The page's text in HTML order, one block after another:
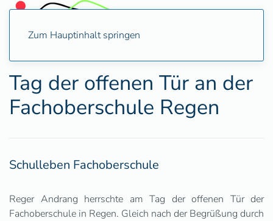
Zum Hauptinhalt springen
Tag der offenen Tür an der
Fachoberschule Regen
Schulleben Fachoberschule
Reger Andrang herrschte am Tag der offenen Tür der
Fachoberschule in Regen. Gleich nach der Begrüßung durch